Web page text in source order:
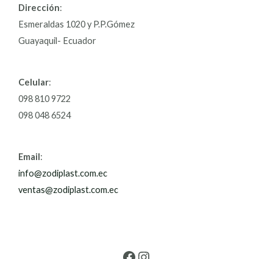
Dirección:
Esmeraldas 1020 y P.P.Gómez
Guayaquil- Ecuador
Celular:
098 810 9722
098 048 6524
Email:
info@zodiplast.com.ec
ventas@zodiplast.com.ec